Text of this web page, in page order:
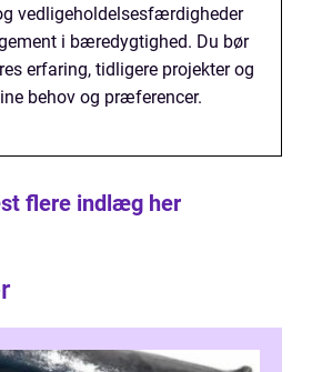
vedligeholdelsesfærdigheder
i bæredygtighed. Du bør
erfaring, tidligere projekter og
behov og præferencer.
flere indlæg her